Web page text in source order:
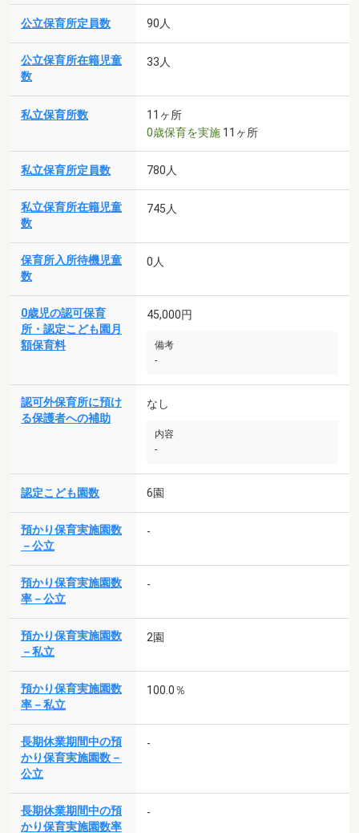
公立保育所定員数 90人
公立保育所在籍児童
数
33人
私立保育所数
11ヶ所
0歳保育を実施 11ヶ所
私立保育所定員数 780人
私立保育所在籍児童
数
745人
保育所入所待機児童
数
0人
0歳児の認可保育
所・認定こども園月
額保育料
45,000円
備考
-
認可外保育所に預け
る保護者への補助
なし
内容
-
認定こども園数 6園
預かり保育実施園数
－公立
-
預かり保育実施園数
率－公立
-
預かり保育実施園数
－私立
2園
預かり保育実施園数
率－私立
100.0％
長期休業期間中の預
かり保育実施園数－
公立
-
長期休業期間中の預
かり保育実施園数率
-